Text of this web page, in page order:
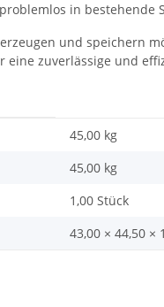
in
und speichern
zuverlässige und
45,00 kg
45,00 kg
1,00 Stück
43,00 × 44,50 ×